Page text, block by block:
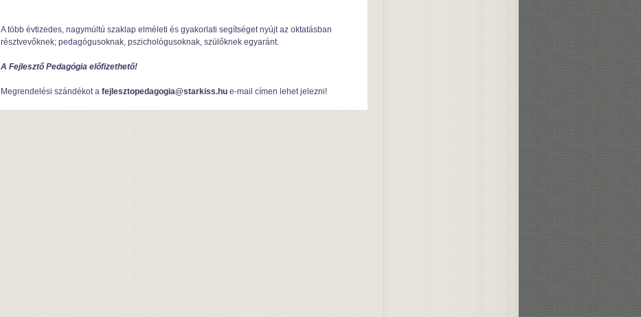
A több évtizedes, nagymúltú szaklap elméleti és gyakorlati segítséget nyújt az oktatásban
résztvevőknek; pedagógusoknak, pszichológusoknak, szülőknek egyaránt.
A Fejlesztő Pedagógia előfizethető!
Megrendelési szándékot a fejlesztopedagogia@starkiss.hu e-mail címen lehet jelezni!